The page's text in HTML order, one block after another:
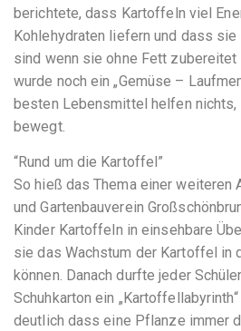
berichtete, dass Kartoffeln viel
Kohlehydraten liefern und dass
sind wenn sie ohne Fett zubereitet
wurde noch ein „Gemüse –
besten Lebensmittel helfen nichts,
bewegt.
“Rund um die Kartoffel”
So hieß das Thema einer weiteren
und Gartenbauverein
Kinder Kartoffeln in einsehbare
sie das Wachstum der Kartoffel in
können. Danach durfte jeder
Schuhkarton ein
deutlich dass eine Pflanze immer